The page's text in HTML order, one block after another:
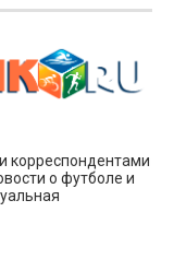
корреспондентами
о футболе и